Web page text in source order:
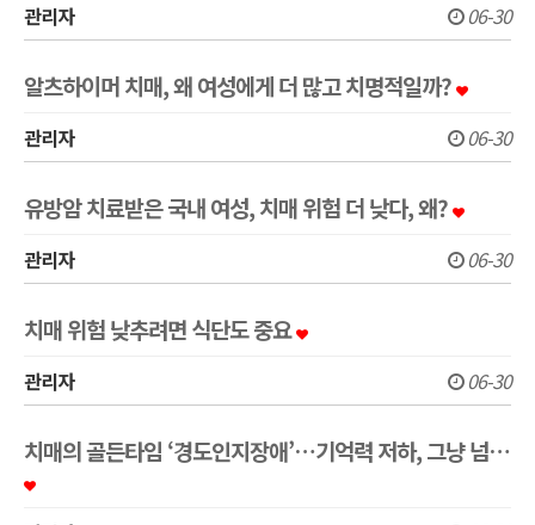
관리자 06-30
알츠하이머 치매, 왜 여성에게 더 많고 치명적일까?
관리자 06-30
유방암 치료받은 국내 여성, 치매 위험 더 낮다, 왜?
관리자 06-30
치매 위험 낮추려면 식단도 중요
관리자 06-30
치매의 골든타임 ‘경도인지장애’…기억력 저하, 그냥 넘…